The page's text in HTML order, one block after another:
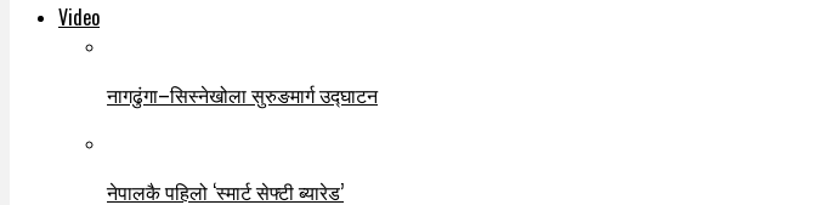
Video
नागढुंगा–सिस्नेखोला सुरुङमार्ग उद्घाटन
नेपालकै पहिलो ‘स्मार्ट सेफ्टी ब्यारेड’